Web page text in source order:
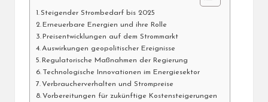
Steigender Strombedarf bis 2025
Erneuerbare Energien und ihre Rolle
Preisentwicklungen auf dem Strommarkt
Auswirkungen geopolitischer Ereignisse
Regulatorische Maßnahmen der Regierung
Technologische Innovationen im Energiesektor
Verbraucherverhalten und Strompreise
Vorbereitungen für zukünftige Kostensteigerungen